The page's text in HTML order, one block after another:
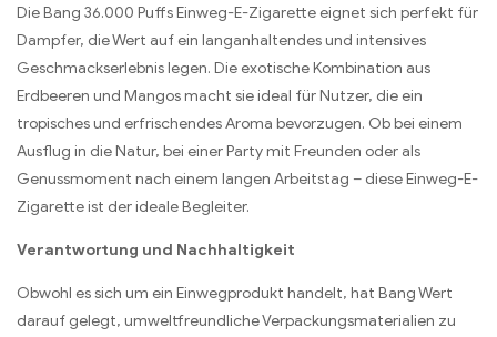
Die Bang 36.000 Puffs Einweg-E-Zigarette eignet sich perfekt für
Dampfer, die Wert auf ein langanhaltendes und intensives
Geschmackserlebnis legen. Die exotische Kombination aus
Erdbeeren und Mangos macht sie ideal für Nutzer, die ein
tropisches und erfrischendes Aroma bevorzugen. Ob bei einem
Ausflug in die Natur, bei einer Party mit Freunden oder als
Genussmoment nach einem langen Arbeitstag – diese Einweg-E-
Zigarette ist der ideale Begleiter.
Verantwortung und Nachhaltigkeit
Obwohl es sich um ein Einwegprodukt handelt, hat Bang Wert
darauf gelegt, umweltfreundliche Verpackungsmaterialien zu